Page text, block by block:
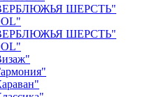
ШЕРСТЬ"
ШЕРСТЬ"